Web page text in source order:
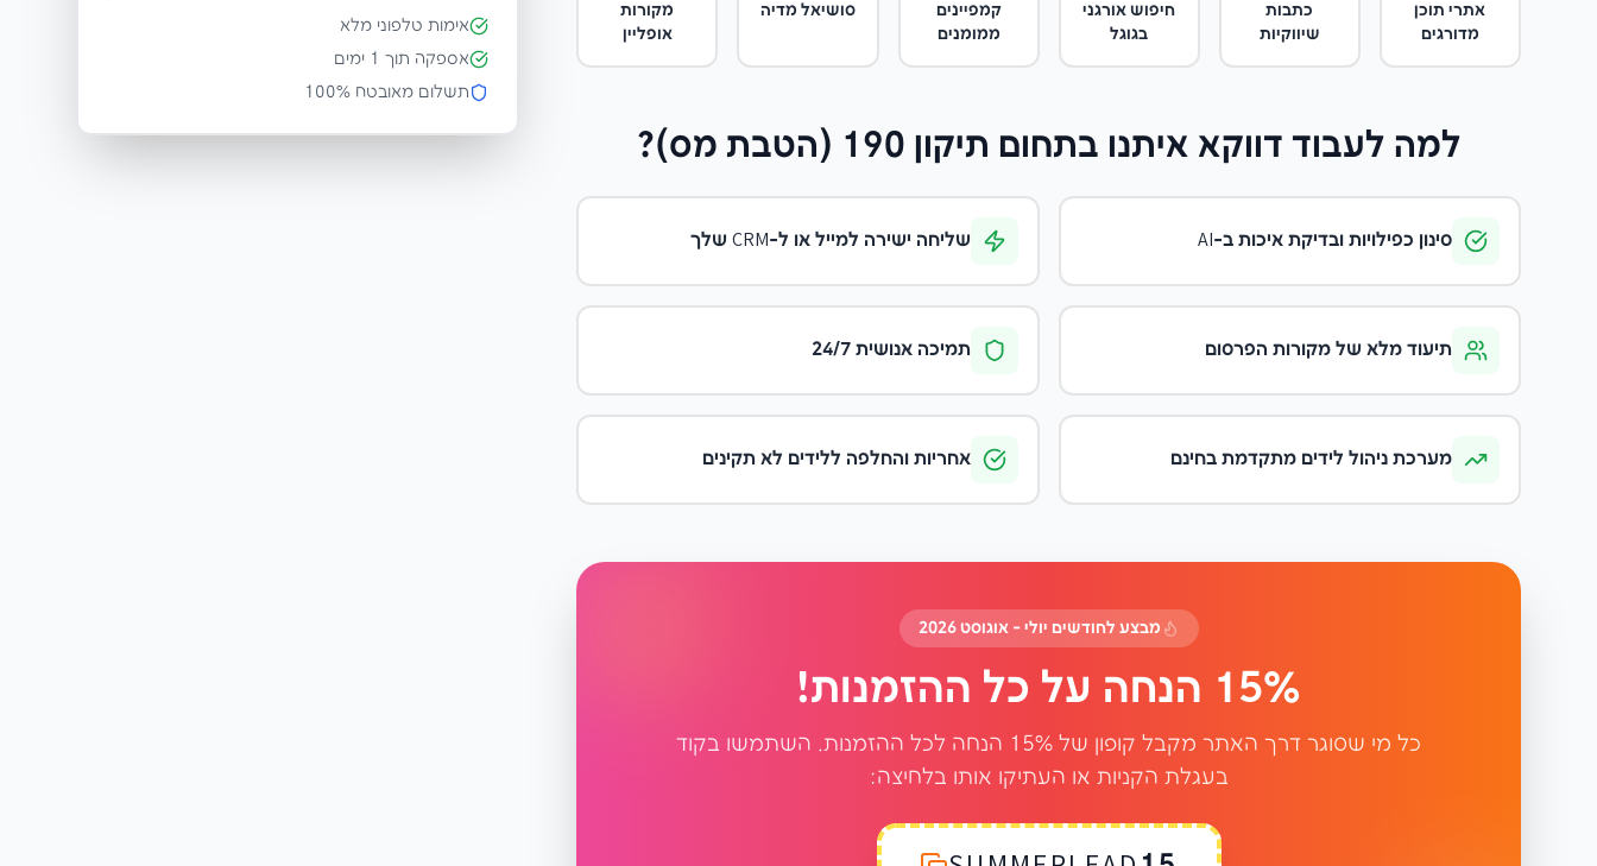
אתרי תוכן
מדורגים
כתבות
שיווקיות
חיפוש אורגני
בגוגל
קמפיינים
ממומנים
סושיאל מדיה
מקורות
אופליין
למה לעבוד דווקא איתנו בתחום תיקון 190 (הטבת מס) ?
סינון כפילויות ובדיקת איכות ב-AI שליחה ישירה למייל או ל-CRM שלך
תיעוד מלא של מקורות הפרסום תמיכה אנושית 24/7
מערכת ניהול לידים מתקדמת בחינם אחריות והחלפה ללידים לא תקינים
מבצע לחודשים יולי - אוגוסט 2026
15% הנחה על כל ההזמנות!
כל מי שסוגר דרך האתר מקבל קופון של 15% הנחה לכל ההזמנות. השתמשו בקוד
בעגלת הקניות או העתיקו אותו בלחיצה:
אימות טלפוני מלא
אספקה תוך 1 ימים
תשלום מאובטח 100%